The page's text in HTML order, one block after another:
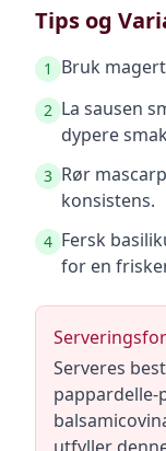
Tips og
1 Bruk
2 La sausen
dypere
3 Rør
konsistens.
4 Fersk
for en
Serveres
pappardelle-